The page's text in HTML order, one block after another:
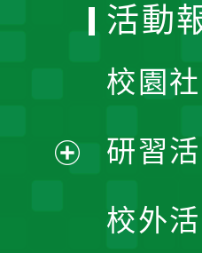
活動
校園
研習
校外